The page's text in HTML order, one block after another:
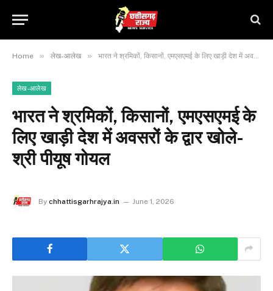
Home » लेख-आलेख » भारत ने श्रमिकों, किसानों, एमएसएमई के लिए खाड़ी देश में अवसरों के द्वार खोले-श्री पीयूष गोयल
लेख-आलेख
भारत ने श्रमिकों, किसानों, एमएसएमई के
लिए खाड़ी देश में अवसरों के द्वार खोले-
श्री पीयूष गोयल
By chhattisgarhrajya.in June 1, 2026